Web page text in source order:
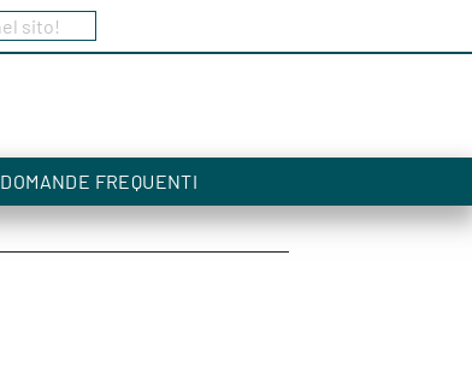
Cerca nel sito!
DOMANDE FREQUENTI